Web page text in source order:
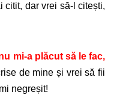
citit, dar vrei să-l citești,
mi-a plăcut să le fac,
de mine și vrei să fii
negreșit!